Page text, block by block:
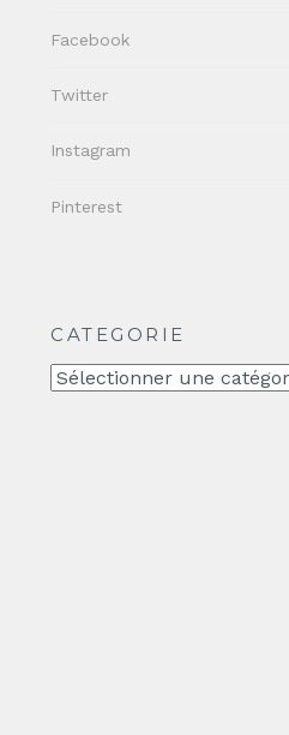
Facebook
Twitter
Instagram
Pinterest
CATEGORIE
CATEGORIE